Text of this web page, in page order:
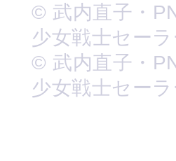
© 武内直子・
少女戦士セー
© 武内直子・
少女戦士セー